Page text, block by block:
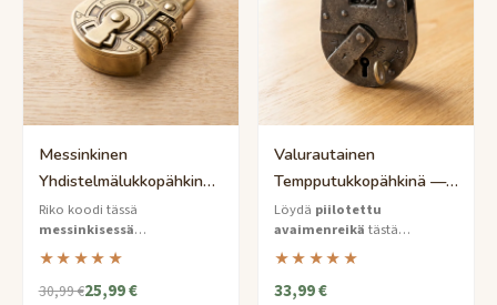
Messinkinen
Yhdistelmälukkopähkinä
— Keskivaikea
Tempputukko
Riko koodi tässä
messinkisessä
temppulukossa
yhdistelmä on piilotettu
näkyville, jos tiedät, mistä
★★★★★
30,99 €25,99 €
Valurautainen
Tempputukkopähkinä —
Vaikea Piilotettu
Avaimenreikä
Löydä piilotettu
avaimenreikä tästä
valurautaisesta
tempputukkopähkinästä —
väkivalta ei auta sinua täällä.
★★★★★
33,99 €